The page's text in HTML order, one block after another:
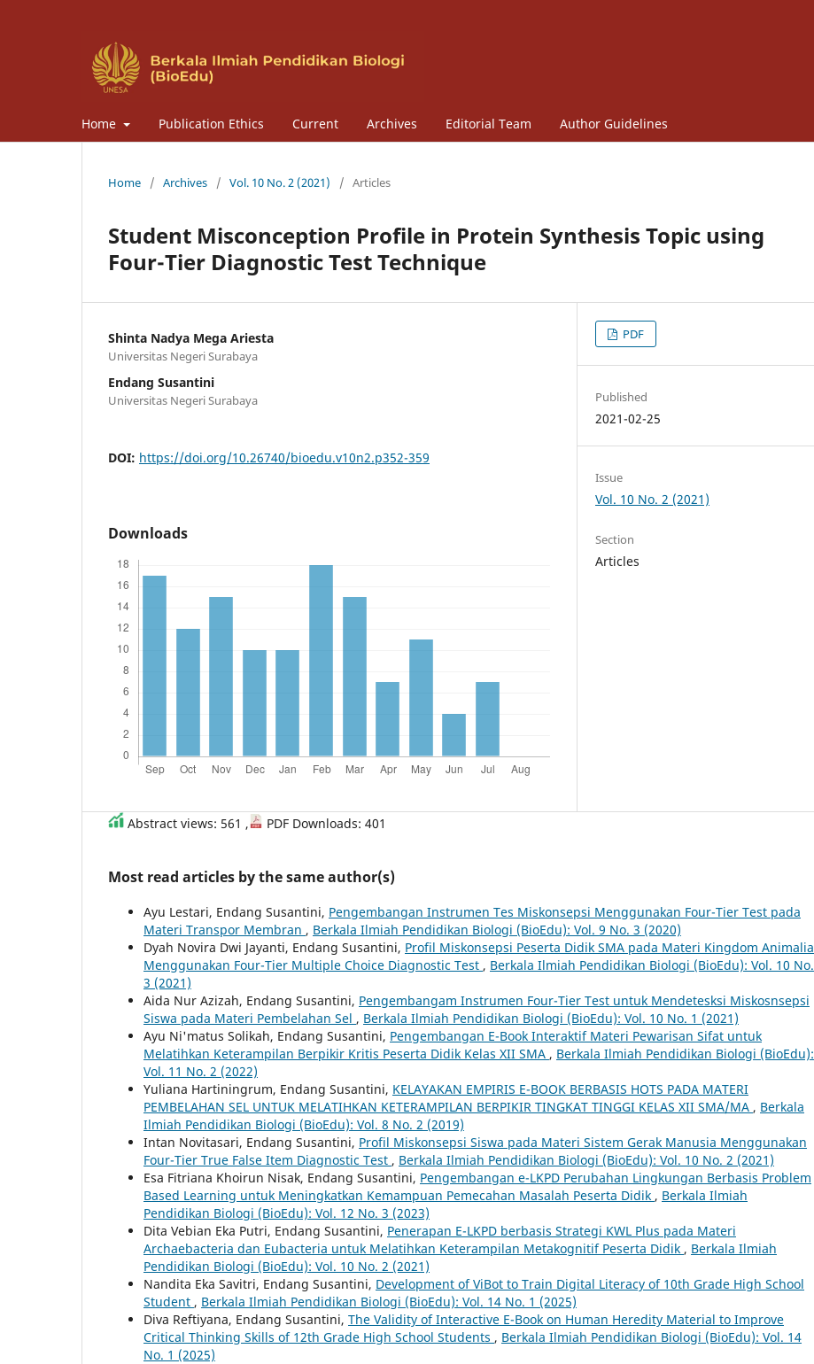
Home Publication Ethics Current Archives Editorial Team Author Guidelines
Home / Archives / Vol. 10 No. 2 (2021) / Articles
Student Misconception Profile in Protein Synthesis Topic using
Four-Tier Diagnostic Test Technique
Shinta Nadya Mega Ariesta
Universitas Negeri Surabaya
Endang Susantini
Universitas Negeri Surabaya
DOI: https://doi.org/10.26740/bioedu.v10n2.p352-359
Downloads
PDF
Published
2021-02-25
Issue
Vol. 10 No. 2 (2021)
Section
Articles
Abstract views: 561 , PDF Downloads: 401
Most read articles by the same author(s)
Ayu Lestari, Endang Susantini, Pengembangan Instrumen Tes Miskonsepsi Menggunakan Four-Tier Test pada
Materi Transpor Membran , Berkala Ilmiah Pendidikan Biologi (BioEdu): Vol. 9 No. 3 (2020)
Dyah Novira Dwi Jayanti, Endang Susantini, Profil Miskonsepsi Peserta Didik SMA pada Materi Kingdom Animalia
Menggunakan Four-Tier Multiple Choice Diagnostic Test , Berkala Ilmiah Pendidikan Biologi (BioEdu): Vol. 10 No.
3 (2021)
Aida Nur Azizah, Endang Susantini, Pengembangam Instrumen Four-Tier Test untuk Mendetesksi Miskosnsepsi
Siswa pada Materi Pembelahan Sel , Berkala Ilmiah Pendidikan Biologi (BioEdu): Vol. 10 No. 1 (2021)
Ayu Ni'matus Solikah, Endang Susantini, Pengembangan E-Book Interaktif Materi Pewarisan Sifat untuk
Melatihkan Keterampilan Berpikir Kritis Peserta Didik Kelas XII SMA , Berkala Ilmiah Pendidikan Biologi (BioEdu):
Vol. 11 No. 2 (2022)
Yuliana Hartiningrum, Endang Susantini, KELAYAKAN EMPIRIS E-BOOK BERBASIS HOTS PADA MATERI
PEMBELAHAN SEL UNTUK MELATIHKAN KETERAMPILAN BERPIKIR TINGKAT TINGGI KELAS XII SMA/MA , Berkala
Ilmiah Pendidikan Biologi (BioEdu): Vol. 8 No. 2 (2019)
Intan Novitasari, Endang Susantini, Profil Miskonsepsi Siswa pada Materi Sistem Gerak Manusia Menggunakan
Four-Tier True False Item Diagnostic Test , Berkala Ilmiah Pendidikan Biologi (BioEdu): Vol. 10 No. 2 (2021)
Esa Fitriana Khoirun Nisak, Endang Susantini, Pengembangan e-LKPD Perubahan Lingkungan Berbasis Problem
Based Learning untuk Meningkatkan Kemampuan Pemecahan Masalah Peserta Didik , Berkala Ilmiah
Pendidikan Biologi (BioEdu): Vol. 12 No. 3 (2023)
Dita Vebian Eka Putri, Endang Susantini, Penerapan E-LKPD berbasis Strategi KWL Plus pada Materi
Archaebacteria dan Eubacteria untuk Melatihkan Keterampilan Metakognitif Peserta Didik , Berkala Ilmiah
Pendidikan Biologi (BioEdu): Vol. 10 No. 2 (2021)
Nandita Eka Savitri, Endang Susantini, Development of ViBot to Train Digital Literacy of 10th Grade High School
Student , Berkala Ilmiah Pendidikan Biologi (BioEdu): Vol. 14 No. 1 (2025)
Diva Reftiyana, Endang Susantini, The Validity of Interactive E-Book on Human Heredity Material to Improve
Critical Thinking Skills of 12th Grade High School Students , Berkala Ilmiah Pendidikan Biologi (BioEdu): Vol. 14
No. 1 (2025)